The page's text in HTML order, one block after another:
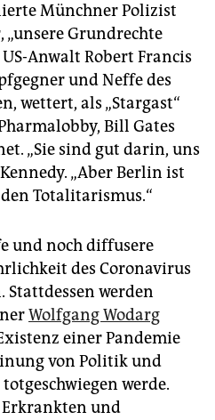
Münchner Polizist
Grundrechte
Anwalt Robert Francis
und Neffe des
wettert, als „Stargast“
Bill Gates
„Sie sind gut darin, uns
„Aber Berlin ist
Totalitarismus.“
und noch diffusere
des Coronavirus
werden
Wolfgang Wodarg
einer Pandemie
von Politik und
werde.
Erkrankten und